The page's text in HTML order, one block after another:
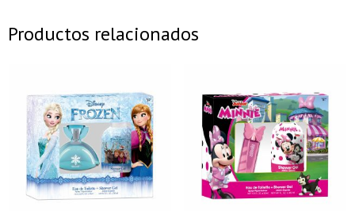
Productos relacionados